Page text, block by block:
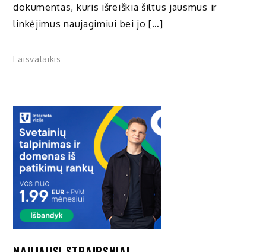
dokumentas, kuris išreiškia šiltus jausmus ir
linkėjimus naujagimiui bei jo […]
Laisvalaikis